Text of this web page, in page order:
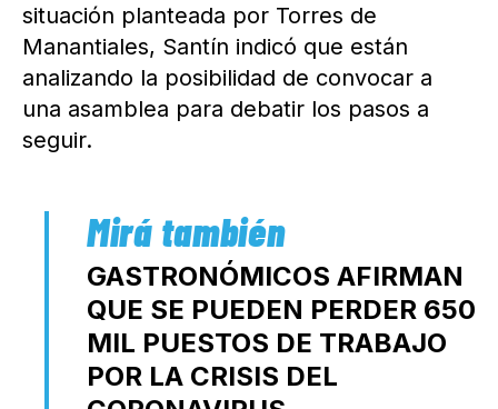
situación planteada por Torres de
Manantiales, Santín indicó que están
analizando la posibilidad de convocar a
una asamblea para debatir los pasos a
seguir.
GASTRONÓMICOS AFIRMAN
QUE SE PUEDEN PERDER 650
MIL PUESTOS DE TRABAJO
POR LA CRISIS DEL